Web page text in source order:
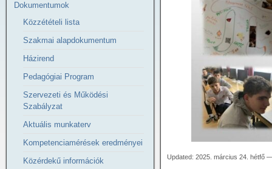
Updated: 2025. március 24. hétfő
Dokumentumok
Közzétételi lista
Szakmai alapdokumentum
Házirend
Pedagógiai Program
Szervezeti és Működési
Szabályzat
Aktuális munkaterv
Kompetenciamérések eredményei
Közérdekű információk